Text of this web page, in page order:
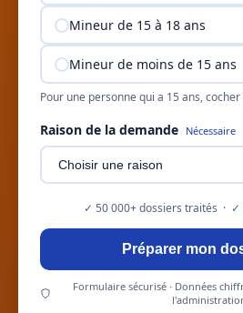
Mineur de 15 à 18 ans
Mineur de moins de 15 ans
Pour une personne qui a 15 ans,
Raison de la demande Nécessaire
✓ 50 000+ dossiers traités · ✓
Préparer mon
Formulaire sécurisé · Données